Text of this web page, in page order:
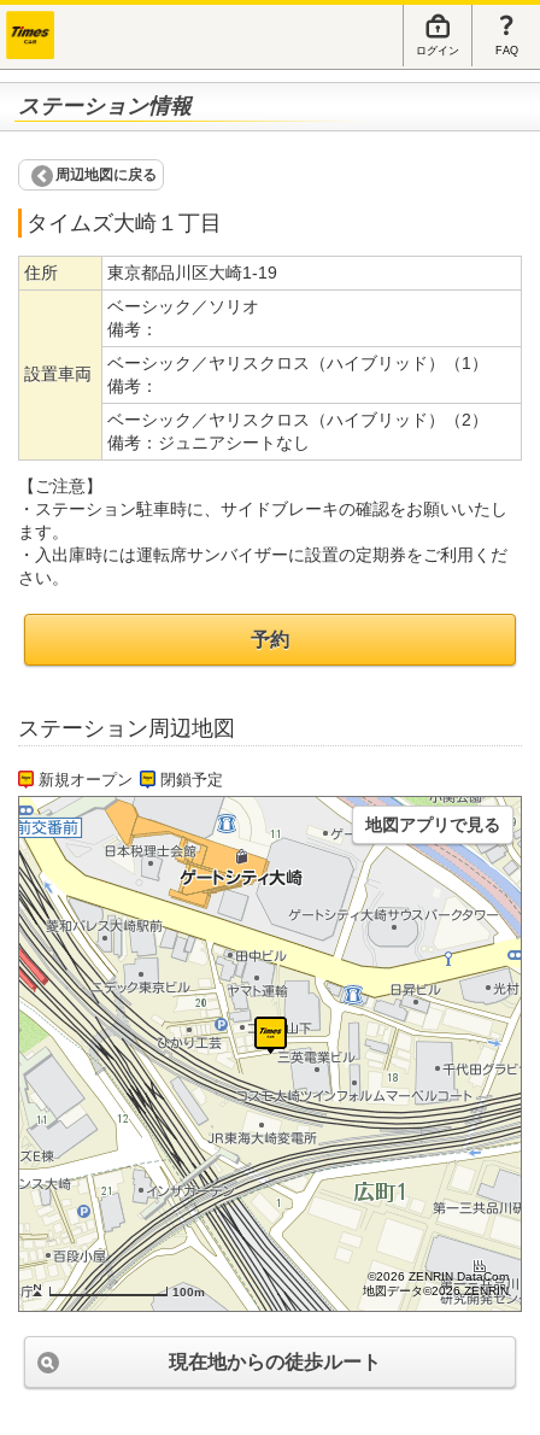
ログイン FAQ
ステーション情報
周辺地図に戻る
タイムズ大崎１丁目
住所 東京都品川区大崎1-19
設置車両
ベーシック／ソリオ
備考：
ベーシック／ヤリスクロス（ハイブリッド）（1）
備考：
ベーシック／ヤリスクロス（ハイブリッド）（2）
備考： ジュニアシートなし
【ご注意】
・ステーション駐車時に、サイドブレーキの確認をお願いいたし
ます。
・入出庫時には運転席サンバイザーに設置の定期券をご利用くだ
さい。
予約
ステーション周辺地図
新規オープン 閉鎖予定
100m
©2026 ZENRIN DataCom
地図データ©2026 ZENRIN
地図アプリで見る
現在地からの徒歩ルート